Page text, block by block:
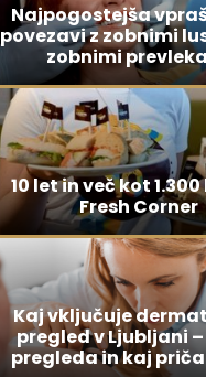
Najpogostejša
povezavi z zobnimi
zobnimi
10 let in več kot
Fresh Corner
Kaj vključuje
pregled v Ljubljani
pregleda in kaj